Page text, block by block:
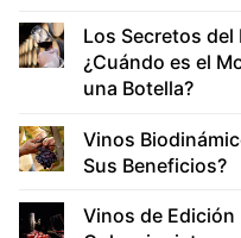
Los Secretos
¿Cuándo es el
una Botella?
Vinos
Sus Beneficios?
Vinos de